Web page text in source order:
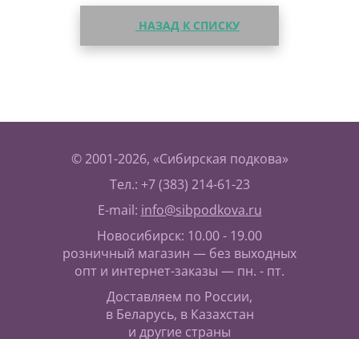
НАЗАД К СПИСКУ
© 2001-2026, «Сибирская подкова»
Тел.: +7 (383) 214-61-23
E-mail: info@sibpodkova.ru
Новосибирск: 10.00 - 19.00
розничный магазин — без выходных
опт и интернет-заказы — пн. - пт.
Доставляем по России,
в Беларусь, в Казахстан
и другие страны